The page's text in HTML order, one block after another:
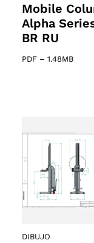
Mobile
Alpha
BR RU
PDF – 1.48MB
DIBUJO